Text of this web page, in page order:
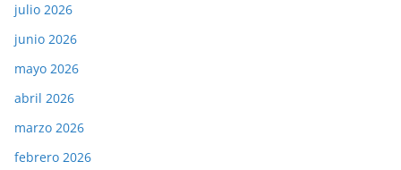
julio 2026
junio 2026
mayo 2026
abril 2026
marzo 2026
febrero 2026